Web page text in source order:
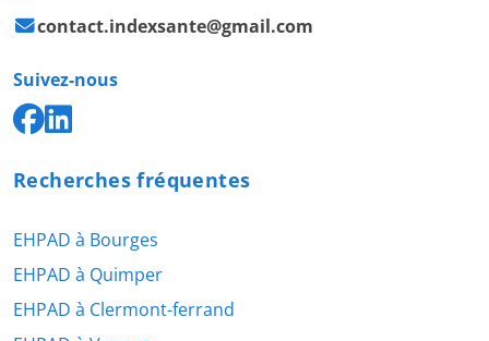
contact.indexsante@gmail.com
Suivez-nous
Recherches fréquentes
EHPAD à Bourges
EHPAD à Quimper
EHPAD à Clermont-ferrand